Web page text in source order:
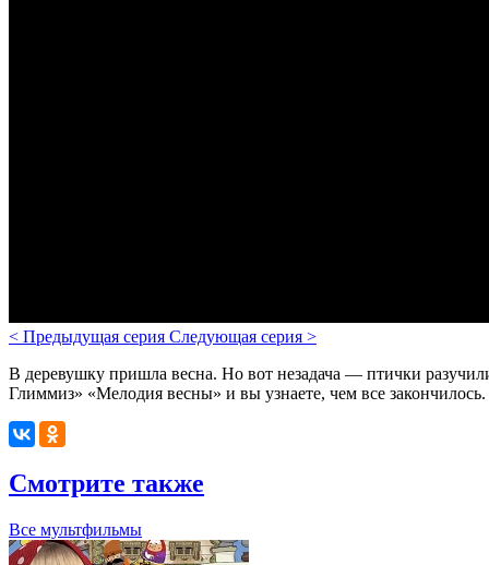
< Предыдущая серия Следующая серия >
В деревушку пришла весна. Но вот незадача — птички
Глиммиз» «Мелодия весны» и вы узнаете, чем все закончилось.
Смотрите также
Все мультфильмы